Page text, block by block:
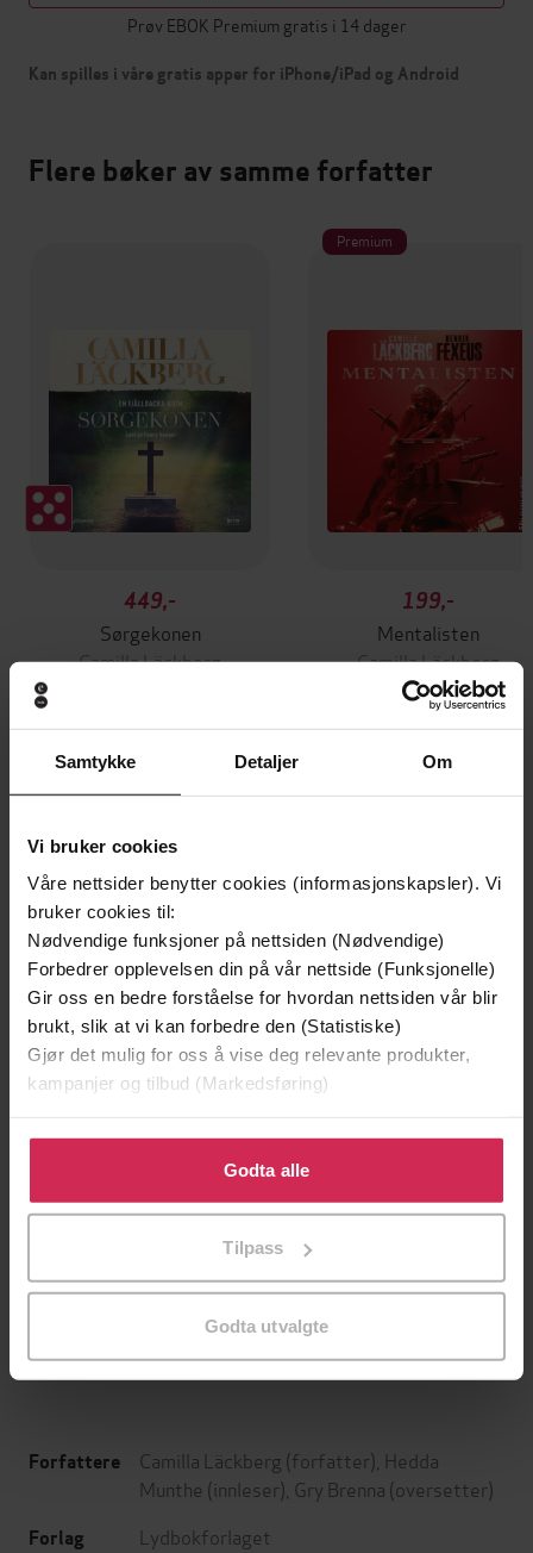
Samtykke Detaljer Om
Vi bruker cookies
Våre nettsider benytter cookies (informasjonskapsler). Vi
bruker cookies til:
Nødvendige funksjoner på nettsiden (Nødvendige)
Forbedrer opplevelsen din på vår nettside (Funksjonelle)
Gir oss en bedre forståelse for hvordan nettsiden vår blir
brukt, slik at vi kan forbedre den (Statistiske)
Gjør det mulig for oss å vise deg relevante produkter,
kampanjer og tilbud (Markedsføring)
Klikk på «Godta alle» for å gi oss ditt samtykke til å
bruke cookies for alle disse formålene. Du kan også
tilpasse ditt samtykke til spesifikke formål ved å klikke
Godta alle
Tilpass
Godta utvalgte
Prøv EBOK Premium gratis i 14 dager
Kan spilles i våre gratis apper for iPhone/iPad og Android
Flere bøker av samme forfatter
449,-
Sørgekonen
Camilla Läckberg
Premium
199,-
Mentalisten
Camilla Läckberg
LYDBOK
Marco-effekten
Jussi Adler-Olsen
Premium
De ingen savner
Eystein Hanssen
Forfattere Camilla Läckberg (forfatter), Hedda
Munthe (innleser), Gry Brenna (oversetter)
Forlag Lydbokforlaget